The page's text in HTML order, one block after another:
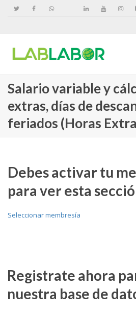
Salario variable y
extras, días de
feriados (Horas
Debes activar tu
para ver esta
Seleccionar membresía
Registrate ahora
nuestra base de